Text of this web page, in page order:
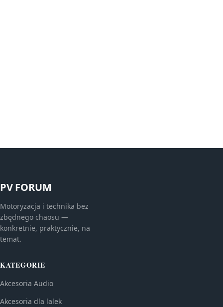
PV FORUM
Motoryzacja i technika bez
zbędnego chaosu —
konkretnie, praktycznie, na
temat.
KATEGORIE
Akcesoria Audio
Akcesoria dla lalek